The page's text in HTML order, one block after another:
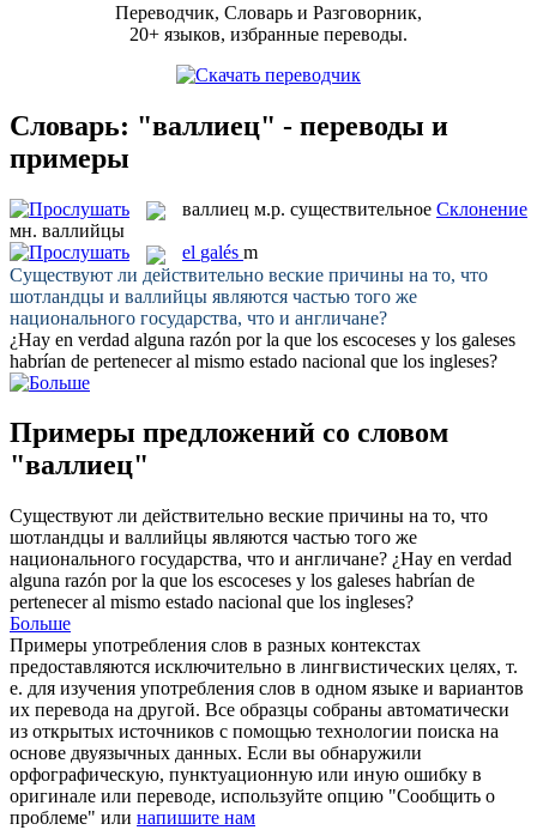
Переводчик, Словарь и Разговорник,
20+ языков, избранные переводы.
Словарь: "валлиец" - переводы и
примеры
валлиец м.р. существительное Склонение
мн. валлийцы
el galés m
Существуют ли действительно веские причины на то, что
шотландцы и валлийцы являются частью того же
национального государства, что и англичане?
¿Hay en verdad alguna razón por la que los escoceses y los galeses
habrían de pertenecer al mismo estado nacional que los ingleses?
Примеры предложений со словом
"валлиец"
Существуют ли действительно веские причины на то, что
шотландцы и валлийцы являются частью того же
национального государства, что и англичане? ¿Hay en verdad
alguna razón por la que los escoceses y los galeses habrían de
pertenecer al mismo estado nacional que los ingleses?
Больше
Примеры употребления слов в разных контекстах
предоставляются исключительно в лингвистических целях, т.
е. для изучения употребления слов в одном языке и вариантов
их перевода на другой. Все образцы собраны автоматически
из открытых источников с помощью технологии поиска на
основе двуязычных данных. Если вы обнаружили
орфографическую, пунктуационную или иную ошибку в
оригинале или переводе, используйте опцию "Сообщить о
проблеме" или напишите нам